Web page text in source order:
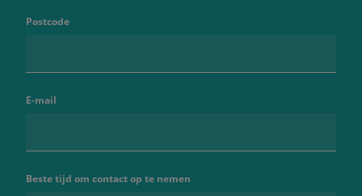
Postcode
E-mail
Beste tijd om contact op te nemen